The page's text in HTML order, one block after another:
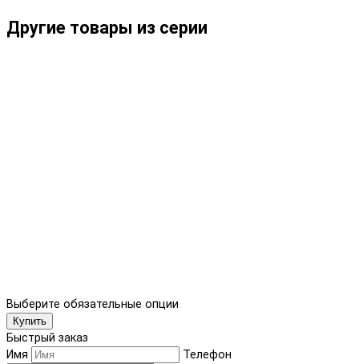
Другие товары из серии
Выберите обязательные опции
Купить
Быстрый заказ
Имя
Телефон